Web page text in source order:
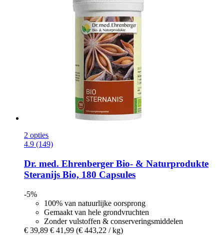
2 opties
4.9 (149)
Dr. med. Ehrenberger Bio- & Naturprodukte
Steranijs Bio, 180 Capsules
-5%
100% van natuurlijke oorsprong
Gemaakt van hele grondvruchten
Zonder vulstoffen & conserveringsmiddelen
€ 39,89 € 41,99 (€ 443,22 / kg)